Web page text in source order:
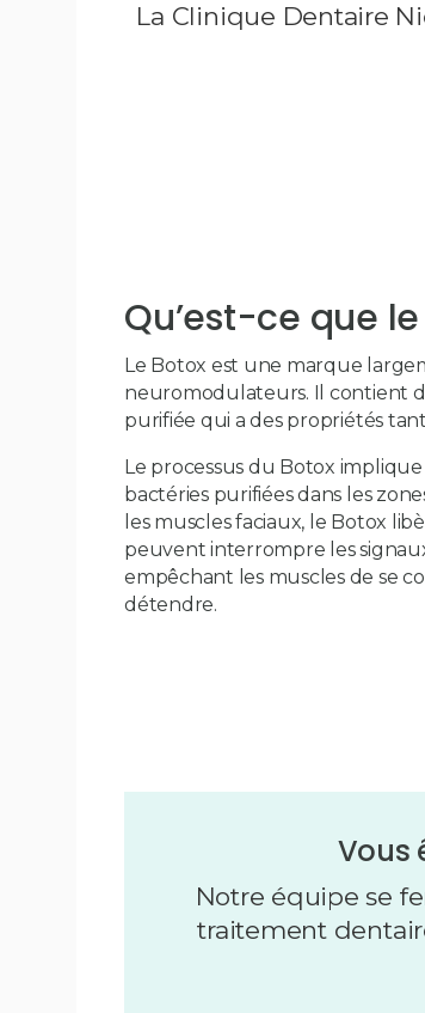
La Clinique Dentaire
Qu’est-ce que
Le Botox est une marque
neuromodulateurs. Il contient
purifiée qui a des propriétés
Le processus du Botox
bactéries purifiées dans les
les muscles faciaux, le Botox
peuvent interrompre les
empêchant les muscles de se
détendre.
Vous
Notre équipe se
traitement